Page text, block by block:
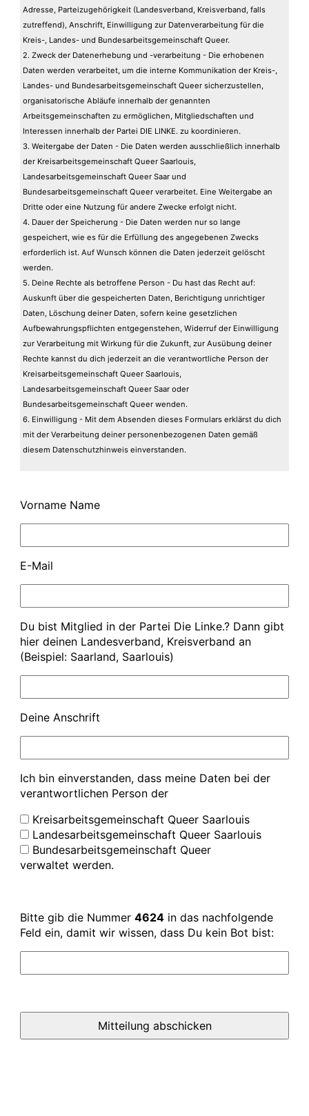
Adresse, Parteizugehörigkeit (Landesverband, Kreisverband, falls
zutreffend), Anschrift, Einwilligung zur Datenverarbeitung für die
Kreis-, Landes- und Bundesarbeitsgemeinschaft Queer.
2. Zweck der Datenerhebung und -verarbeitung - Die erhobenen
Daten werden verarbeitet, um die interne Kommunikation der Kreis-,
Landes- und Bundesarbeitsgemeinschaft Queer sicherzustellen,
organisatorische Abläufe innerhalb der genannten
Arbeitsgemeinschaften zu ermöglichen, Mitgliedschaften und
Interessen innerhalb der Partei DIE LINKE. zu koordinieren.
3. Weitergabe der Daten - Die Daten werden ausschließlich innerhalb
der Kreisarbeitsgemeinschaft Queer Saarlouis,
Landesarbeitsgemeinschaft Queer Saar und
Bundesarbeitsgemeinschaft Queer verarbeitet. Eine Weitergabe an
Dritte oder eine Nutzung für andere Zwecke erfolgt nicht.
4. Dauer der Speicherung - Die Daten werden nur so lange
gespeichert, wie es für die Erfüllung des angegebenen Zwecks
erforderlich ist. Auf Wunsch können die Daten jederzeit gelöscht
werden.
5. Deine Rechte als betroffene Person - Du hast das Recht auf:
Auskunft über die gespeicherten Daten, Berichtigung unrichtiger
Daten, Löschung deiner Daten, sofern keine gesetzlichen
Aufbewahrungspflichten entgegenstehen, Widerruf der Einwilligung
zur Verarbeitung mit Wirkung für die Zukunft, zur Ausübung deiner
Rechte kannst du dich jederzeit an die verantwortliche Person der
Kreisarbeitsgemeinschaft Queer Saarlouis,
Landesarbeitsgemeinschaft Queer Saar oder
Bundesarbeitsgemeinschaft Queer wenden.
6. Einwilligung - Mit dem Absenden dieses Formulars erklärst du dich
mit der Verarbeitung deiner personenbezogenen Daten gemäß
diesem Datenschutzhinweis einverstanden.
Vorname Name
E-Mail
Du bist Mitglied in der Partei Die Linke.? Dann gibt
hier deinen Landesverband, Kreisverband an
(Beispiel: Saarland, Saarlouis)
Deine Anschrift
Ich bin einverstanden, dass meine Daten bei der
verantwortlichen Person der
Kreisarbeitsgemeinschaft Queer Saarlouis
Landesarbeitsgemeinschaft Queer Saarlouis
Bundesarbeitsgemeinschaft Queer
verwaltet werden.
Bitte gib die Nummer 4624 in das nachfolgende
Feld ein, damit wir wissen, dass Du kein Bot bist: